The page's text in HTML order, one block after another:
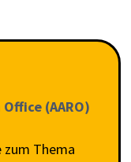
(AARO)
zum Thema